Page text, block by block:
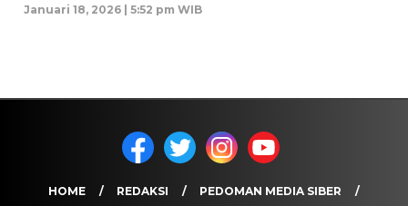
Januari 18, 2026 | 5:52 pm WIB
HOME REDAKSI
PEDOMAN MEDIA SIBER